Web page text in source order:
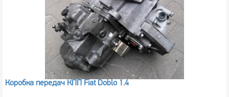
Коробка передач КПП Fiat Doblo 1.4